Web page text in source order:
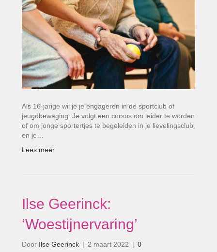
Als 16-jarige wil je je engageren in de sportclub of
jeugdbeweging. Je volgt een cursus om leider te worden
of om jonge sportertjes te begeleiden in je lievelingsclub,
en je…
Lees meer
Ilse Geerinck:
‘Woestijnervaring’
Door Ilse Geerinck | 2 maart 2022 | 0